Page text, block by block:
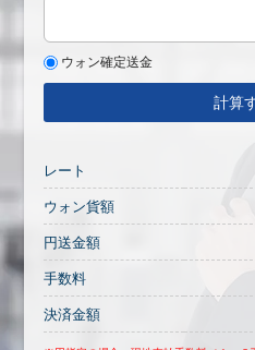
ウォン確定送金
計算
レート
ウォン貨額
円送金額
手数料
決済金額